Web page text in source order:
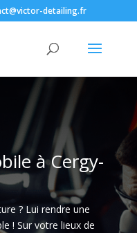
detailing.fr
à Cergy-
? Lui rendre une
! Sur votre lieux de